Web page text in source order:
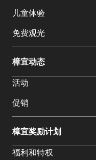
儿童体验
免费观光
樟宜动态
活动
促销
樟宜奖励计划
福利和特权